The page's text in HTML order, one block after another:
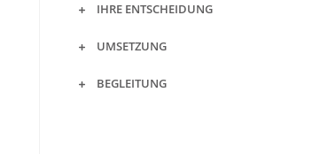
IHRE ENTSCHEIDUNG
UMSETZUNG
BEGLEITUNG